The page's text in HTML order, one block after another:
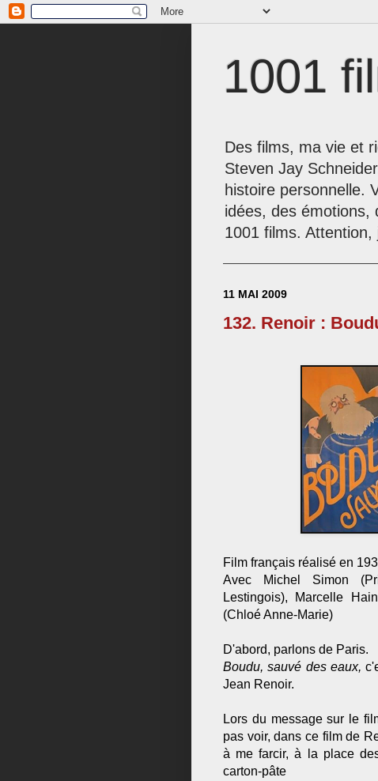
1001
Des films, ma vie et
Steven Jay
histoire personnelle.
idées, des
1001 films. Attention,
11 MAI 2009
132. Renoir :
Film français réalisé en
Avec Michel Simon
Lestingois), Marcelle
(Chloé Anne-Marie)
D'abord, parlons de Paris.
Boudu, sauvé des eaux,
Jean Renoir.
Lors du message sur le
pas voir, dans ce film de
à me farcir, à la place
carton-pâte